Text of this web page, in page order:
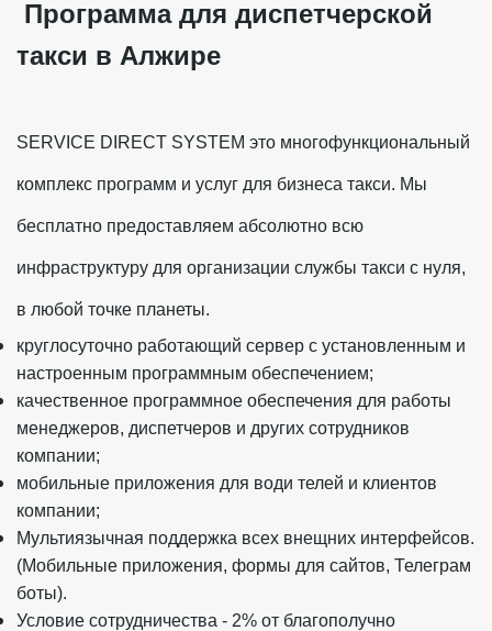
Программа для диспетчерской
такси в Алжире
SERVICE DIRECT SYSTEM это многофункциональный
комплекс программ и услуг для бизнеса такси. Мы
бесплатно предоставляем абсолютно всю
инфраструктуру для организации службы такси с нуля,
в любой точке планеты.
круглосуточно работающий сервер с установленным и
настроенным программным обеспечением;
качественное программное обеспечения для работы
менеджеров, диспетчеров и других сотрудников
компании;
мобильные приложения для води телей и клиентов
компании;
Мультиязычная поддержка всех внещних интерфейсов.
(Мобильные приложения, формы для сайтов, Телеграм
боты).
Условие сотрудничества - 2% от благополучно